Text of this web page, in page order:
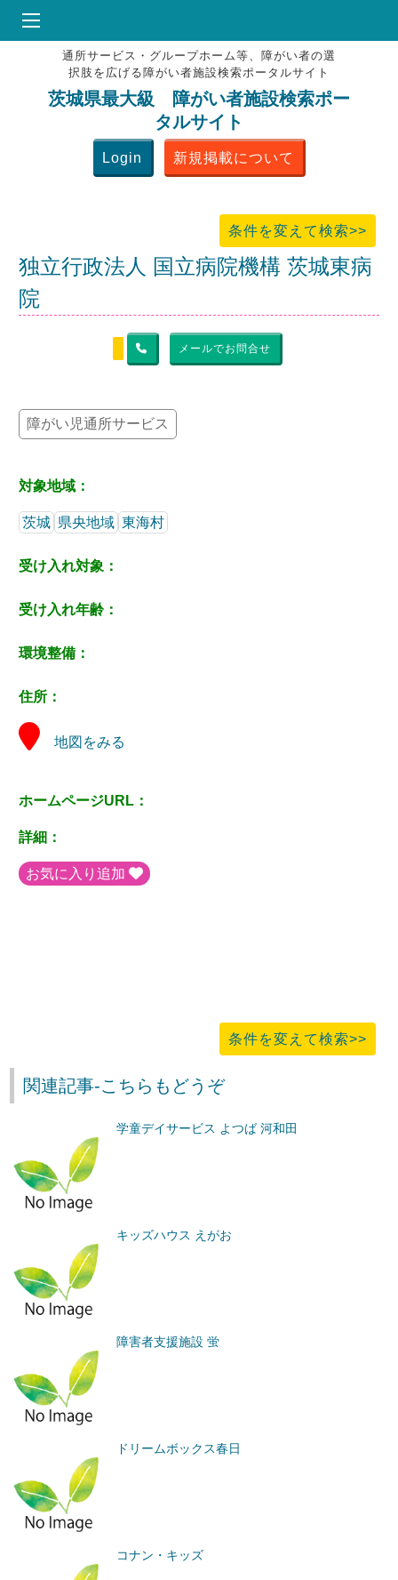
HOME
♥お気にりブックマーク
掲載会員MENU
よくある質問
通所サービス・グループホーム等、障がい者の選
択肢を広げる障がい者施設検索ポータルサイト
茨城県最大級 障がい者施設検索ポー
タルサイト
Login 新規掲載について
条件を変えて検索>>
独立行政法人 国立病院機構 茨城東病
院
メールでお問合せ
障がい児通所サービス
対象地域：
茨城 県央地域 東海村
受け入れ対象：
受け入れ年齢：
環境整備：
住所：
地図をみる
ホームページURL：
詳細：
お気に入り追加
条件を変えて検索>>
関連記事-こちらもどうぞ
学童デイサービス よつば 河和田
キッズハウス えがお
障害者支援施設 蛍
ドリームボックス春日
コナン・キッズ